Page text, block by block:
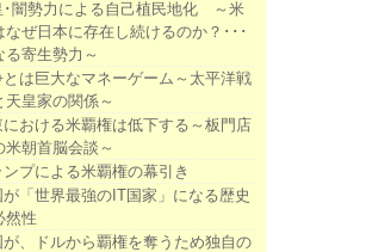
･闇勢力による自己植民地化 ～米
なぜ日本に存在し続けるのか？･･･
る寄生勢力～
とは巨大なマネーゲーム～太平洋戦
天皇家の関係～
における米覇権は低下する～板門店
米朝首脳会談～
ンプによる米覇権の幕引き
が「世界最強のIT国家」になる歴史
然性
が、ドルから覇権を奪うため独自の